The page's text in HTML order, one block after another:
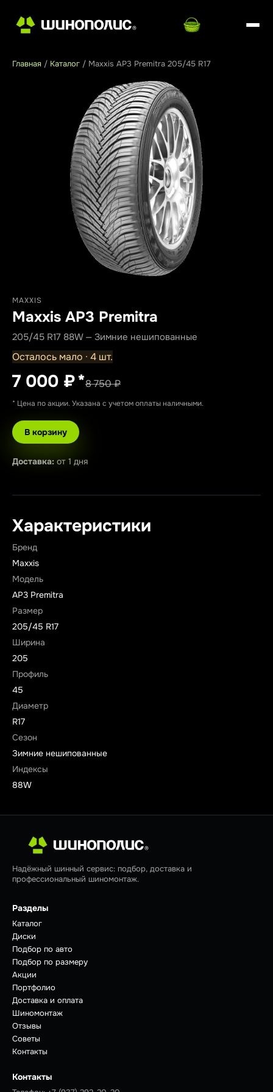
Главная / Каталог / Maxxis AP3 Premitra 205/45 R17
MAXXIS
Maxxis AP3 Premitra
205/45 R17 88W — Зимние нешипованные
Осталось мало · 4 шт.
7 000 ₽*8 750 ₽
* Цена по акции. Указана с учетом оплаты наличными.
В корзину
Доставка: от 1 дня
Характеристики
Бренд
Maxxis
Модель
AP3 Premitra
Размер
205/45 R17
Ширина
205
Профиль
45
Диаметр
R17
Сезон
Зимние нешипованные
Индексы
88W
Надёжный шинный сервис: подбор, доставка и
профессиональный шиномонтаж.
Разделы
Каталог
Диски
Подбор по авто
Подбор по размеру
Акции
Портфолио
Доставка и оплата
Шиномонтаж
Отзывы
Советы
Контакты
Контакты